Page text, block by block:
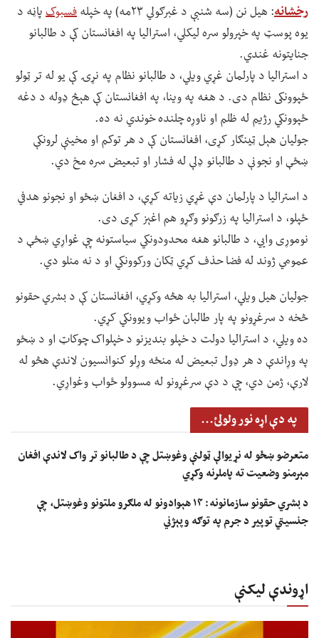
رخشانه: هیل نن (سه شنبې د غبرګولي ۲۳مه) په خپله فسبوکپاڼه د
یوه پوسټ په خپرولو سره لیکلي، استرالیا په افغانستان کې د طالبانو
جنایتونه غندي.
د استرالیا د پارلمان غړي ویلي، د طالبانو نظام په نړۍ کې یو له تر ټولو
ځپوونکی نظام دی. د هغه په وینا، په افغانستان کې هېڅ ډوله د دغه
ځپوونکي رژیم له ظلم او ناوړه چلنده خوندي نه ده.
جولیان هېل ټینګار کړی، افغانستان کې د هر توکم او مخینې لرونکې
ښځې او نجونې د طالبانو ډلې له فشار او تبعیض سره مخ دي.
د استرالیا د پارلمان دې غړي زیاته کړې، د افغان ښځو او نجونو هدفي
ځپلو، د استرالیا په زرګونو وګړو هم اغېز کړی دی.
نوموړی وايي، د طالبانو هغه محدودونکي سیاستونه چې غواړي ښځې د
عمومي ژوند له فضا حذف کړي ټکان ورکوونکي او د نه منلو دي.
جولیان هیل ویلي، استرالیا به هڅه وکړي، افغانستان کې د بشري حقونو
څخه د سرغړونو په پار طالبان ځواب ویوونکي کړي.
ده ویلي، د استرالیا دولت د خپلو بندیزنو د خپلواک چوکاټ او د ښځو
په وړاندې د هر ډول تبعیض له منځه وړلو کنوانسیون لاندې هڅو له
لارې، ژمن دي، چې د دې سرغړونو له مسوولو ځواب وغواړي.
په دې اړه نور ولولئ...
متعرضو ښځو له نړیوالې ټولنې وغوښتل چې د طالبانو تر واک لاندې افغان
مېرمنو وضعیت ته پاملرنه وکړي
د بشري حقونو سازمانونه: ۱۴ هېوادونو له ملګرو ملتونو وغوښتل، چې
جنسیتي توپير د جرم په توګه وپېژني
اړوندې لیکنې